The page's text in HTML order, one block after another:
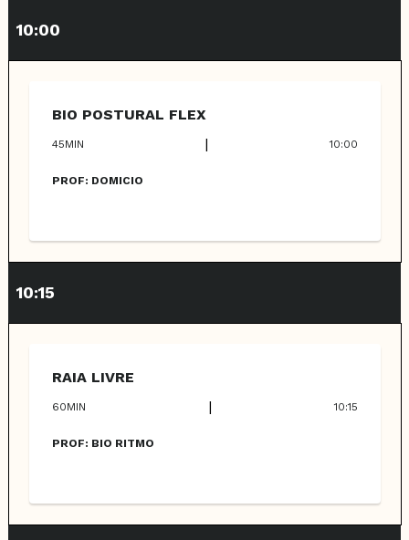
10:00
BIO POSTURAL FLEX
45MIN | 10:00
PROF: DOMICIO
10:15
RAIA LIVRE
60MIN | 10:15
PROF: BIO RITMO